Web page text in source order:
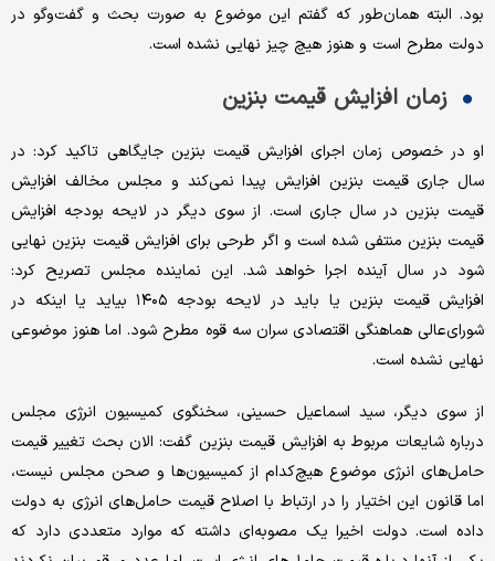
بود. البته همان‌طور که گفتم این موضوع به صورت بحث و گفت‌وگو در
دولت مطرح است و هنوز هیچ چیز نهایی نشده است.
زمان افزایش قیمت بنزین
او در خصوص زمان اجرای افزایش قیمت بنزین جایگاهی تاکید کرد: در
سال جاری قیمت بنزین افزایش پیدا نمی‌کند و مجلس مخالف افزایش
قیمت بنزین در سال جاری است. از سوی دیگر در لایحه بودجه افزایش
قیمت بنزین منتفی شده است و اگر طرحی برای افزایش قیمت بنزین نهایی
شود در سال آینده اجرا خواهد شد. این نماینده مجلس تصریح کرد:
افزایش قیمت بنزین یا باید در لایحه بودجه ۱۴۰۵ بیاید یا اینکه در
شورای‌عالی هماهنگی اقتصادی سران سه قوه مطرح شود. اما هنوز موضوعی
نهایی نشده است.
از سوی دیگر، سید اسماعیل حسینی، سخنگوی کمیسیون انرژی مجلس
درباره شایعات مربوط به افزایش قیمت بنزین گفت: الان بحث تغییر قیمت
حامل‌های انرژی موضوع هیچ‌کدام از کمیسیون‌ها و صحن مجلس نیست،
اما قانون این اختیار را در ارتباط با اصلاح قیمت حامل‌های انرژی به دولت
داده است. دولت اخیرا یک مصوبه‌ای داشته که موارد متعددی دارد که